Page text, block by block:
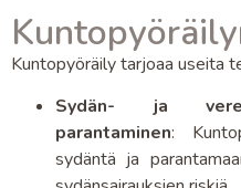
Kuntopyöräily tarjoaa useita
Sydän- ja
parantaminen:
sydäntä ja